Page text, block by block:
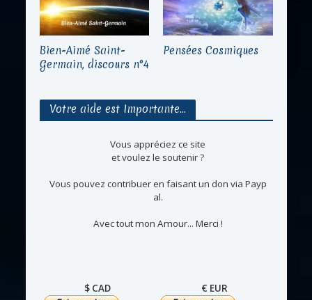
Bien-Aimé Saint-
Germain, discours n°4
Pensées Cosmiques
Votre aide est Importante…
Vous appréciez ce site
et voulez le soutenir ?
Vous pouvez contribuer en faisant un don via Payp
al.
Avec tout mon Amour... Merci !
$ CAD € EUR